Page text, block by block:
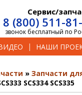
Сервис/
8 (800) 511-
звонок бесплатный по
НАШИ
Запчасти
SCS334 SCS335